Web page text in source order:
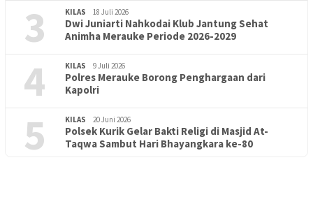
3 KILAS 18 Juli 2026
Dwi Juniarti Nahkodai Klub Jantung Sehat
Animha Merauke Periode 2026-2029
4 KILAS 9 Juli 2026
Polres Merauke Borong Penghargaan dari
Kapolri
5 KILAS 20 Juni 2026
Polsek Kurik Gelar Bakti Religi di Masjid At-
Taqwa Sambut Hari Bhayangkara ke-80
PENDIDIKAN 18 Juni 2026
Lepas Puluhan Peserta Didik, TK Yapis 2 Merauke Siapkan